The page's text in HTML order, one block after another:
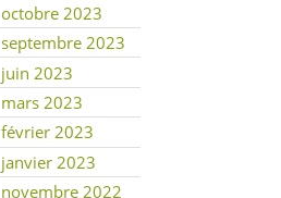
octobre 2023
septembre 2023
juin 2023
mars 2023
février 2023
janvier 2023
novembre 2022